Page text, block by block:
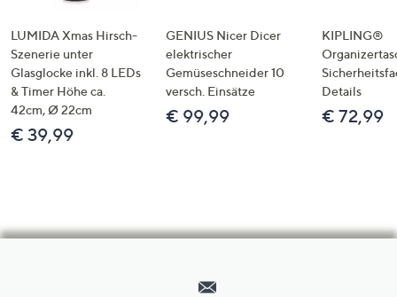
LUMIDA Xmas Hirsch-
Szenerie unter
Glasglocke inkl. 8 LEDs
& Timer Höhe ca.
42cm, Ø 22cm
€ 39,99
GENIUS Nicer Dicer
elektrischer
Gemüseschneider 10
versch. Einsätze
€ 99,99
KIPLING®
Details
€ 72,99